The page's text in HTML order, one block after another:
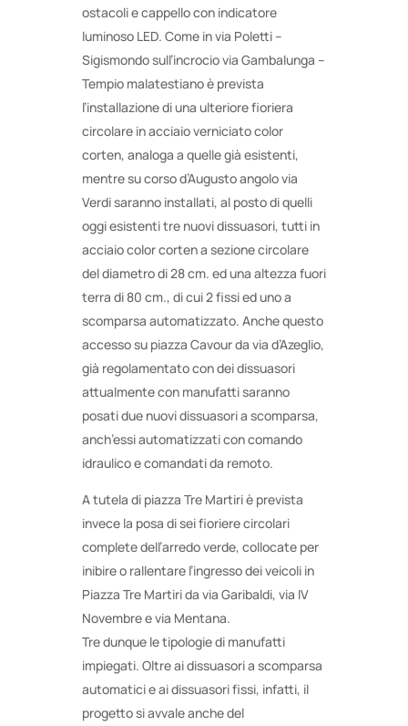
ostacoli e cappello con indicatore
luminoso LED. Come in via Poletti –
Sigismondo sull’incrocio via Gambalunga –
Tempio malatestiano è prevista
l’installazione di una ulteriore fioriera
circolare in acciaio verniciato color
corten, analoga a quelle già esistenti,
mentre su corso d’Augusto angolo via
Verdi saranno installati, al posto di quelli
oggi esistenti tre nuovi dissuasori, tutti in
acciaio color corten a sezione circolare
del diametro di 28 cm. ed una altezza fuori
terra di 80 cm., di cui 2 fissi ed uno a
scomparsa automatizzato. Anche questo
accesso su piazza Cavour da via d’Azeglio,
già regolamentato con dei dissuasori
attualmente con manufatti saranno
posati due nuovi dissuasori a scomparsa,
anch’essi automatizzati con comando
idraulico e comandati da remoto.
A tutela di piazza Tre Martiri è prevista
invece la posa di sei fioriere circolari
complete dell’arredo verde, collocate per
inibire o rallentare l’ingresso dei veicoli in
Piazza Tre Martiri da via Garibaldi, via IV
Novembre e via Mentana.
Tre dunque le tipologie di manufatti
impiegati. Oltre ai dissuasori a scomparsa
automatici e ai dissuasori fissi, infatti, il
progetto si avvale anche del